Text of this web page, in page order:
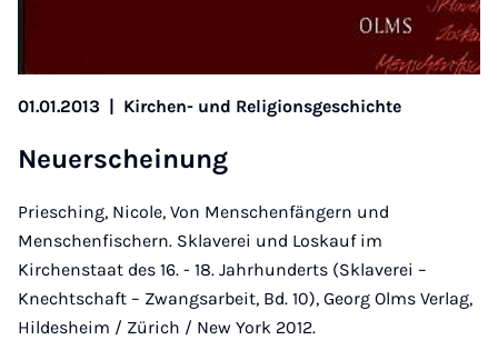
01.01.2013 Kirchen- und Religionsgeschichte
Neuer­schein­ung
Priesching, Nicole, Von Menschenfängern und
Menschenfischern. Sklaverei und Loskauf im
Kirchenstaat des 16. - 18. Jahrhunderts (Sklaverei –
Knechtschaft – Zwangsarbeit, Bd. 10), Georg Olms Verlag,
Hildesheim / Zürich / New York 2012.